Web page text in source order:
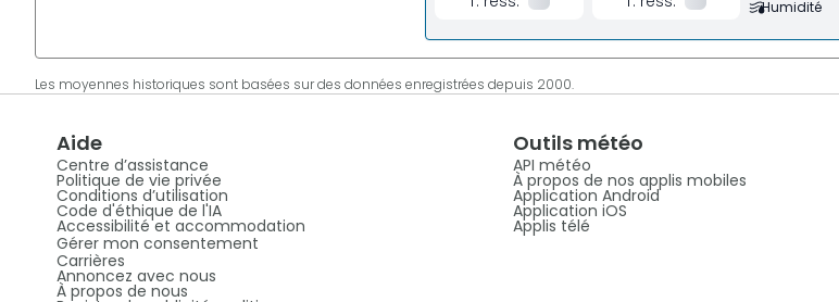
Humidité
Les moyennes historiques sont basées sur des données enregistrées depuis 2000.
Aide
Centre d’assistance
Politique de vie privée
Conditions d’utilisation
Code d'éthique de l'IA
Accessibilité et accommodation
Gérer mon consentement
Carrières
Annoncez avec nous
À propos de nous
Outils météo
API météo
À propos de nos applis mobiles
Application Android
Application iOS
Applis télé